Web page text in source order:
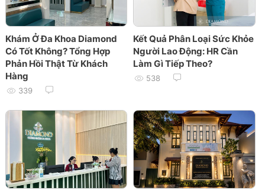
Khám Ở Đa Khoa Diamond
Có Tốt Không? Tổng Hợp
Phản Hồi Thật Từ Khách
Hàng
339
Kết Quả Phân Loại Sức Khỏe
Người Lao Động: HR Cần
Làm Gì Tiếp Theo?
538